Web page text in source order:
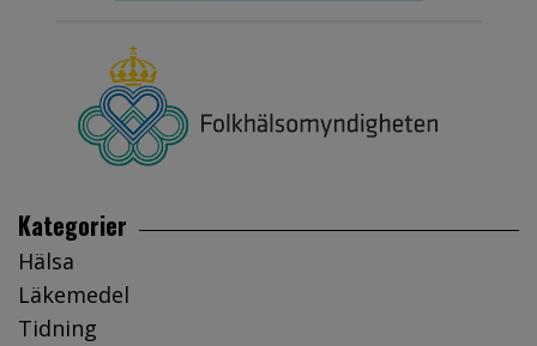
Kategorier
Hälsa
Läkemedel
Tidning